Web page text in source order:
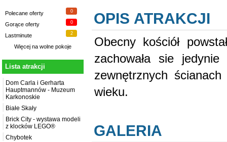
Polecane oferty 0
Gorące oferty 0
Lastminute 2
Więcej na wolne pokoje
Lista atrakcji
Dom Carla i Gerharta
Hauptmannów - Muzeum
Karkonoskie
Białe Skały
Brick City - wystawa modeli
z klocków LEGO®
Chybotek
OPIS ATRAKCJI
Obecny kościół
zachowała sie
zewnętrznych
wieku.
GALERIA